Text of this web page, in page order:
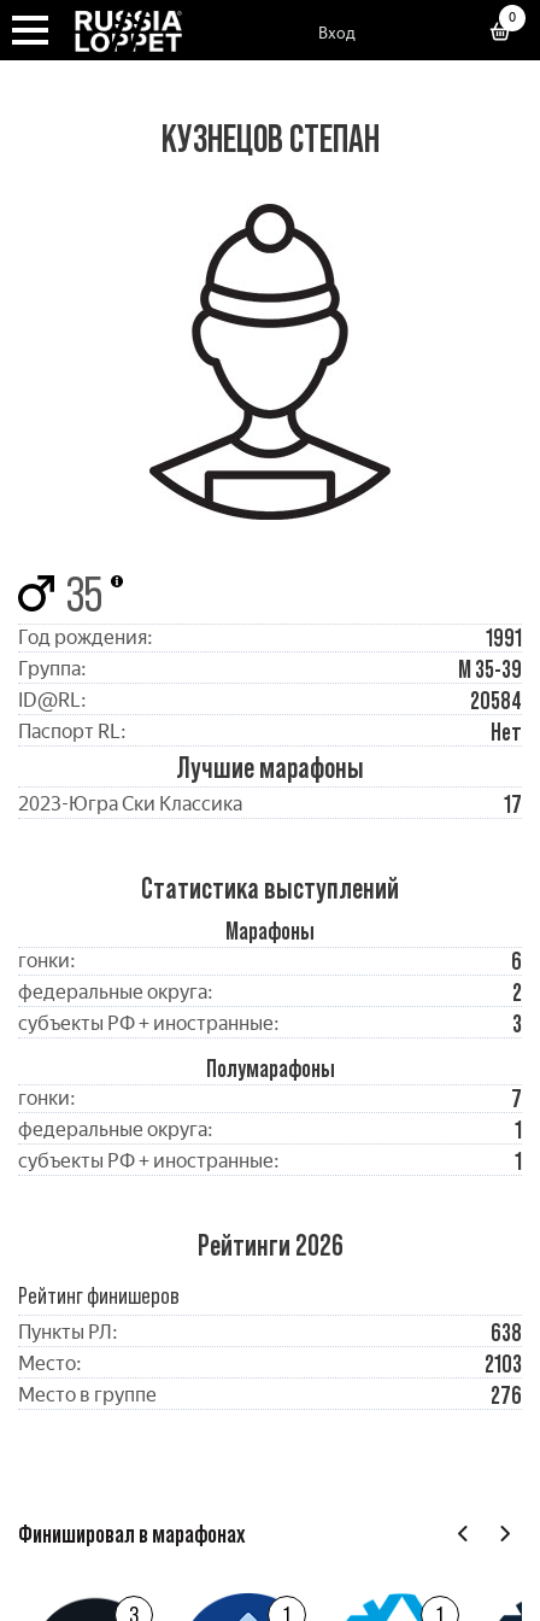
Вход
0
КУЗНЕЦОВ СТЕПАН
35
Год рождения: 1991
Группа: М 35-39
ID@RL: 20584
Паспорт RL: Нет
Лучшие марафоны
2023-Югра Ски Классика 17
Статистика выступлений
Марафоны
гонки: 6
федеральные округа: 2
субъекты РФ + иностранные:
3
Полумарафоны
гонки: 7
федеральные округа: 1
субъекты РФ + иностранные: 1
Рейтинги 2026
Рейтинг финишеров
Пункты РЛ: 638
Место: 2103
Место в группе 276
Финишировал в марафонах
3 1 1